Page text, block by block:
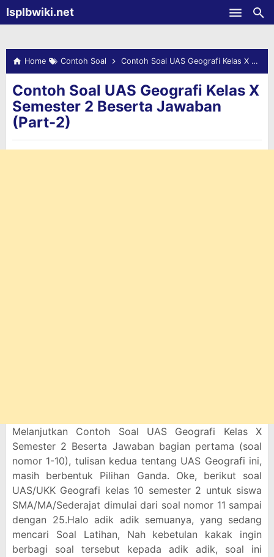
-->Isplbwiki.net
Home Contoh Soal Contoh Soal UAS Geografi Kelas X Semester 2 Beserta Jawaban (Part-2)
Contoh Soal UAS Geografi Kelas X
Semester 2 Beserta Jawaban
(Part-2)
Melanjutkan Contoh Soal UAS Geografi Kelas X
Semester 2 Beserta Jawaban bagian pertama (soal
nomor 1-10), tulisan kedua tentang UAS Geografi ini,
masih berbentuk Pilihan Ganda. Oke, berikut soal
UAS/UKK Geografi kelas 10 semester 2 untuk siswa
SMA/MA/Sederajat dimulai dari soal nomor 11 sampai
dengan 25.Halo adik adik semuanya, yang sedang
mencari Soal Latihan, Nah kebetulan kakak ingin
berbagi soal tersebut kepada adik adik, soal ini